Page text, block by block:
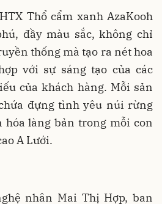
Thổ cẩm xanh AzaKooh
đầy màu sắc, không chỉ
thống mà tạo ra nét hoa
với sự sáng tạo của các
của khách hàng. Mỗi sản
đựng tình yêu núi rừng
hóa làng bản trong mỗi con
A Lưới.
nhân Mai Thị Hợp, ban